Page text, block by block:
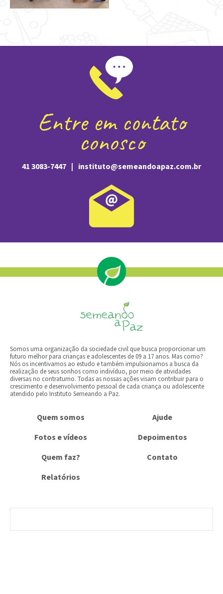
Entre em contato
conosco
41 3083-7447 instituto@semeandoapaz.com.br
Somos uma organização da sociedade civil que busca proporcionar um
futuro melhor para crianças e adolescentes de 09 a 17 anos.​ ​Mas como?
Nós os​ ​incentivamos​ ​ao estudo e​ ​também impulsionamos a busca da
realização de seus sonhos como indivíduo, por meio de atividades
diversas no contraturno. Todas as nossas ações visam contribuir para o
crescimento e desenvolvimento pessoal de cada criança ou adolescente
atendid​o pelo Instituto​ ​Semeando a Paz​.
Quem somos
Ajude
Fotos e vídeos
Depoimentos
Quem faz?
Contato
Relatórios